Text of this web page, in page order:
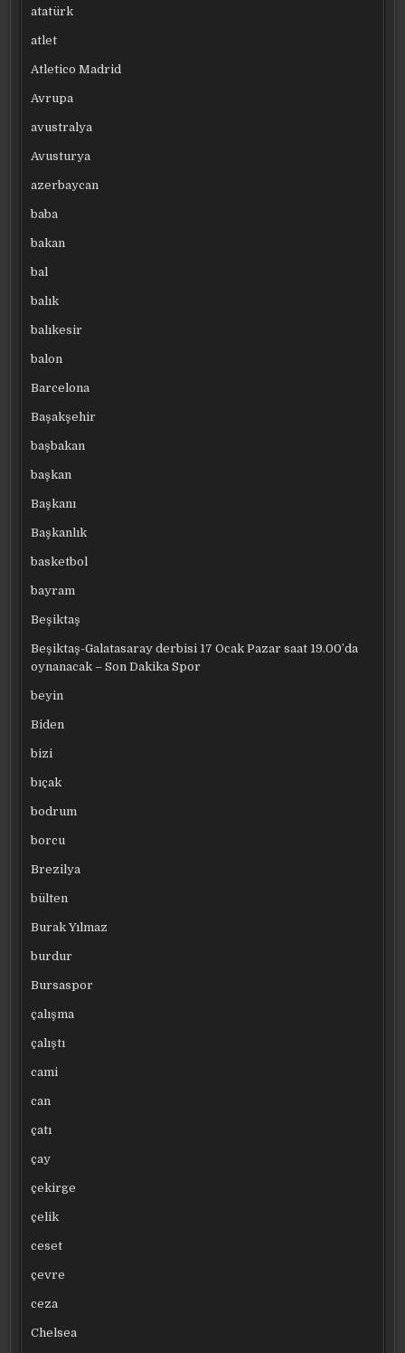
atatürk
atlet
Atletico Madrid
Avrupa
avustralya
Avusturya
azerbaycan
baba
bakan
bal
balık
balıkesir
balon
Barcelona
Başakşehir
başbakan
başkan
Başkanı
Başkanlık
basketbol
bayram
Beşiktaş
Beşiktaş-Galatasaray derbisi 17 Ocak Pazar saat 19.00’da
oynanacak – Son Dakika Spor
beyin
Biden
bizi
bıçak
bodrum
borcu
Brezilya
bülten
Burak Yılmaz
burdur
Bursaspor
çalışma
çalıştı
cami
can
çatı
çay
çekirge
çelik
ceset
çevre
ceza
Chelsea